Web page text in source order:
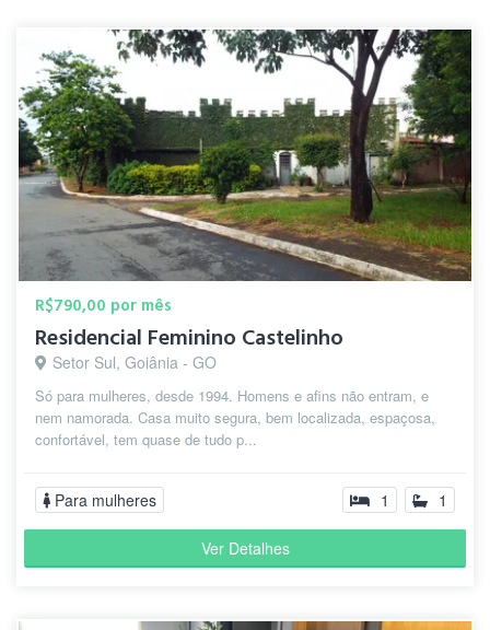
R$790,00 por mês
Residencial Feminino Castelinho
Setor Sul, Goiânia - GO
Só para mulheres, desde 1994. Homens e afins não entram, e
nem namorada. Casa muito segura, bem localizada, espaçosa,
confortável, tem quase de tudo p...
Para mulheres 1 1
Ver Detalhes